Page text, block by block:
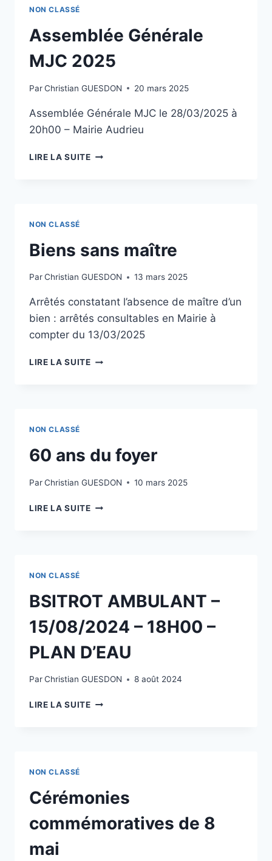
NON CLASSÉ
Assemblée Générale
MJC 2025
ParChristian GUESDON 20 mars 2025
Assemblée Générale MJC le 28/03/2025 à
20h00 – Mairie Audrieu
LIRE LA SUITEASSEMBLÉE
NON CLASSÉ
Biens sans maître
ParChristian GUESDON 13 mars 2025
Arrêtés constatant l’absence de maître d’un
bien : arrêtés consultables en Mairie à
compter du 13/03/2025
LIRE LA SUITEBIENS
NON CLASSÉ
60 ans du foyer
ParChristian GUESDON 10 mars 2025
LIRE LA SUITE60
NON CLASSÉ
BSITROT AMBULANT –
15/08/2024 – 18H00 –
PLAN D’EAU
ParChristian GUESDON 8 août 2024
LIRE LA SUITEBSITROT
PLAN
D’EAU
NON CLASSÉ
Cérémonies
commémoratives de 8
mai